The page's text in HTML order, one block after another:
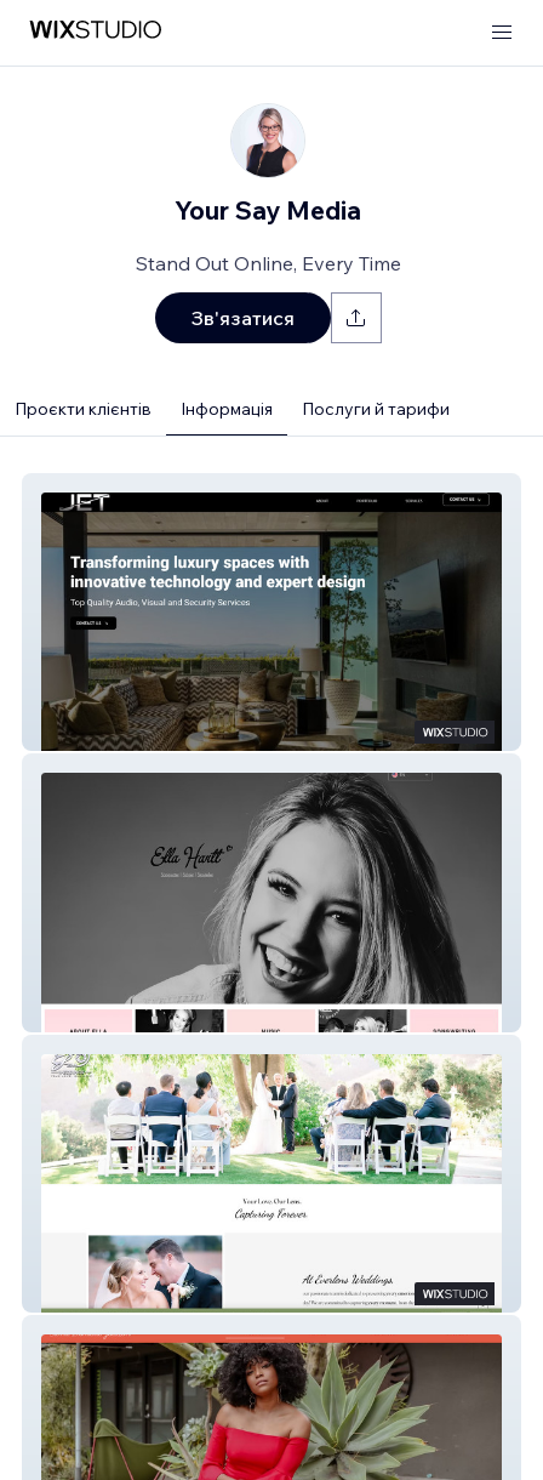
Your Say Media
Stand Out Online, Every Time
Зв'язатися
Проєкти клієнтів Інформація Послуги й тарифи
JET
Ella Hartt
Everlens Weddings